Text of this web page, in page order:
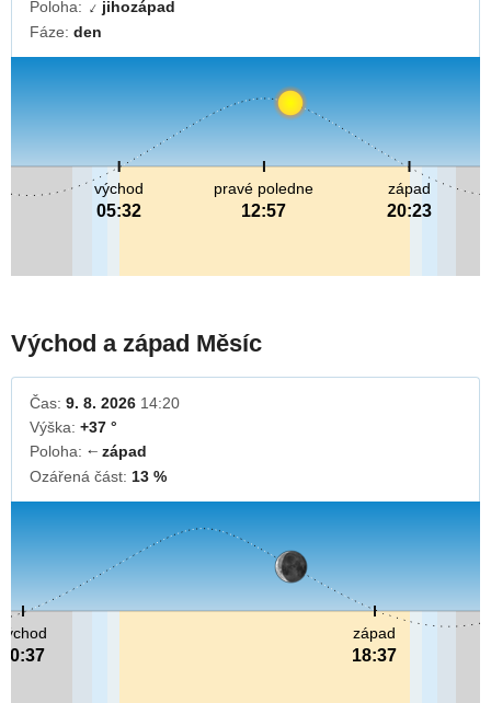
Poloha: ↓ jihozápad
Fáze: den
pravé poledne
12:57
východ
05:32
západ
20:23
Východ a západ Měsíc
Čas: 9. 8. 2026 14:20
Výška: +37 °
Poloha:
↓západ
Ozářená část: 13 %
00:37
západ
18:37